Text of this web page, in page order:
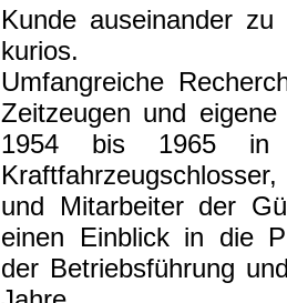
Kunde auseinander
kurios.
Umfangreiche
Zeitzeugen und
1954 bis 1965 in
und Mitarbeiter der
einen Einblick in die
der Betriebsführung